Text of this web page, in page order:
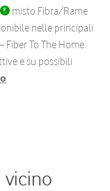
misto Fibra/Rame
nelle principali
Fiber To The Home.
e su possibili
vicino